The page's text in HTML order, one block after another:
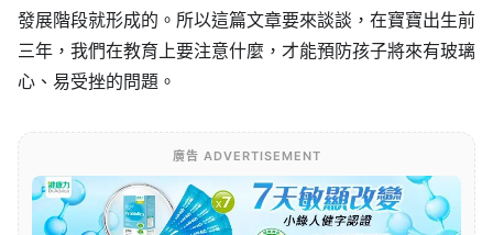
發展階段就形成的。所以這篇文章要來談談，在寶寶出生前
三年，我們在教育上要注意什麼，才能預防孩子將來有玻璃
心、易受挫的問題。
廣告 ADVERTISEMENT